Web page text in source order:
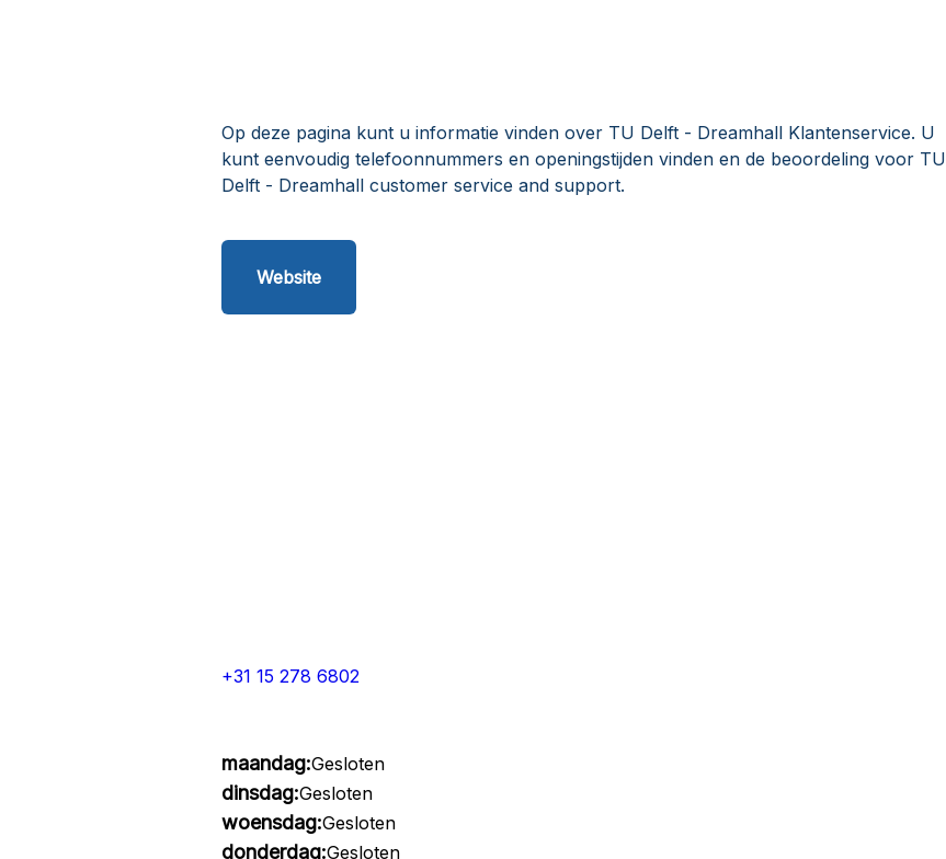
Op deze pagina kunt u informatie vinden over TU Delft - Dreamhall Klantenservice. U
kunt eenvoudig telefoonnummers en openingstijden vinden en de beoordeling voor TU
Delft - Dreamhall customer service and support.
Website
+31 15 278 6802
maandag:Gesloten
dinsdag:Gesloten
woensdag:Gesloten
donderdag:Gesloten